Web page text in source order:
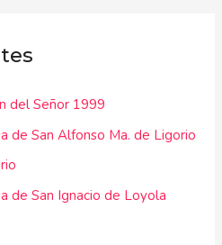
del Señor 1999
de San Alfonso Ma. de Ligorio
de San Ignacio de Loyola